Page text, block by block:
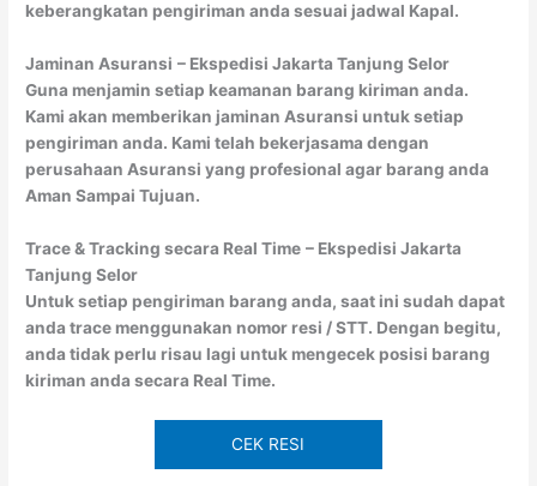
keberangkatan pengiriman anda sesuai jadwal Kapal.
Jaminan Asuransi – Ekspedisi Jakarta Tanjung Selor
Guna menjamin setiap keamanan barang kiriman anda.
Kami akan memberikan jaminan Asuransi untuk setiap
pengiriman anda. Kami telah bekerjasama dengan
perusahaan Asuransi yang profesional agar barang anda
Aman Sampai Tujuan.
Trace & Tracking secara Real Time – Ekspedisi Jakarta
Tanjung Selor
Untuk setiap pengiriman barang anda, saat ini sudah dapat
anda trace menggunakan nomor resi / STT. Dengan begitu,
anda tidak perlu risau lagi untuk mengecek posisi barang
kiriman anda secara Real Time.
CEK RESI